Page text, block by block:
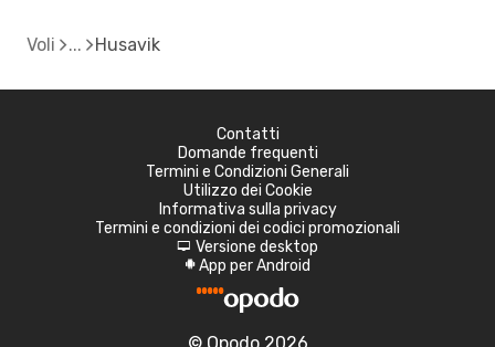
Voli Husavik
Contatti
Domande frequenti
Termini e Condizioni Generali
Utilizzo dei Cookie
Informativa sulla privacy
Termini e condizioni dei codici promozionali
d Versione desktop
A App per Android